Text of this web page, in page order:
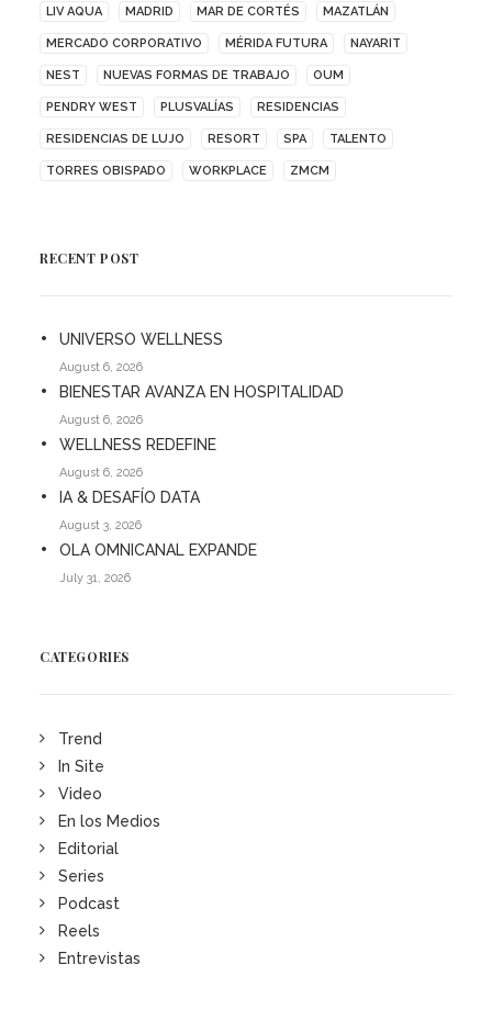
LIV AQUA MADRID MAR DE CORTÉS MAZATLÁN
MERCADO CORPORATIVO MÉRIDA FUTURA NAYARIT
NEST NUEVAS FORMAS DE TRABAJO OUM
PENDRY WEST PLUSVALÍAS RESIDENCIAS
RESIDENCIAS DE LUJO RESORT SPA TALENTO
TORRES OBISPADO WORKPLACE ZMCM
RECENT POST
UNIVERSO WELLNESS
August 6, 2026
BIENESTAR AVANZA EN HOSPITALIDAD
August 6, 2026
WELLNESS REDEFINE
August 6, 2026
IA & DESAFÍO DATA
August 3, 2026
OLA OMNICANAL EXPANDE
July 31, 2026
CATEGORIES
Trend
In Site
Video
En los Medios
Editorial
Series
Podcast
Reels
Entrevistas